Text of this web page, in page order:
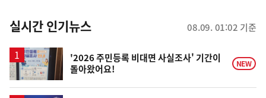
뉴
스
실시간 인기뉴스 08.09. 01:02 기준
'2026 주민등록 비대면 사실조사' 기간이
돌아왔어요!
NEW